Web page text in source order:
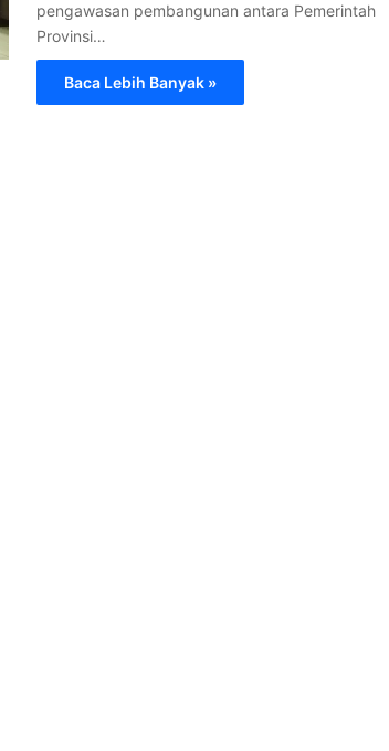
pengawasan pembangunan antara Pemerintah
Provinsi…
Baca Lebih Banyak »